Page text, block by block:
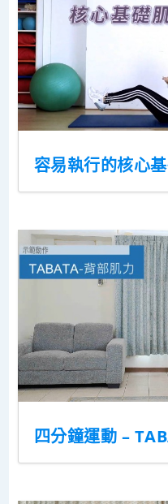
容易執行的核心
四分鐘運動 –